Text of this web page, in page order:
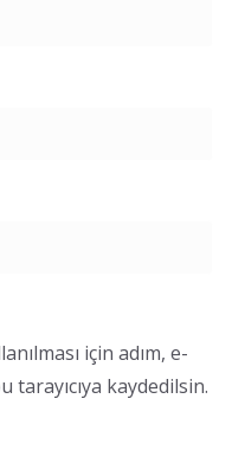
için adım, e-
kaydedilsin.